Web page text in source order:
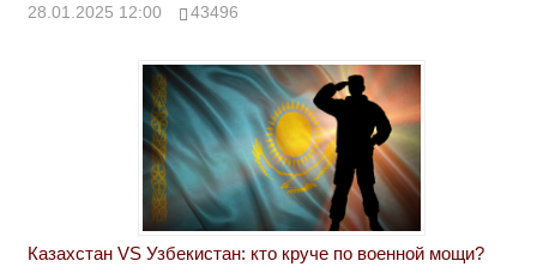
28.01.2025 12:00 43496
Казахстан VS Узбекистан: кто круче по военной мощи?